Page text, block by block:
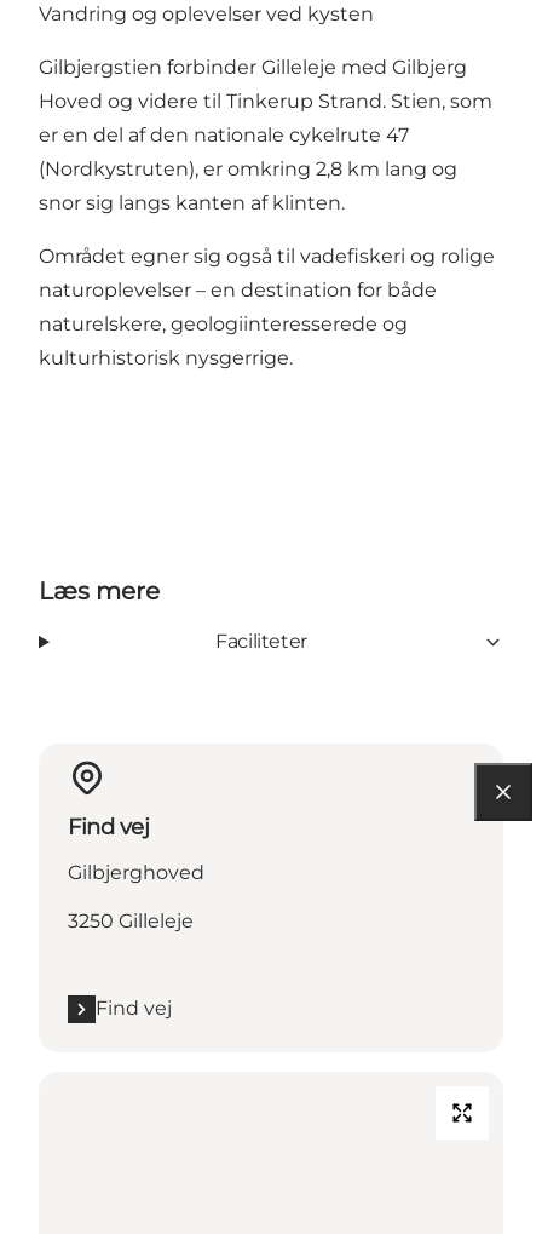
Vandring og oplevelser ved kysten
Gilbjergstien forbinder Gilleleje med Gilbjerg
Hoved og videre til Tinkerup Strand. Stien, som
er en del af den nationale cykelrute 47
(Nordkystruten), er omkring 2,8 km lang og
snor sig langs kanten af klinten.
Området egner sig også til vadefiskeri og rolige
naturoplevelser – en destination for både
naturelskere, geologiinteresserede og
kulturhistorisk nysgerrige.
Læs mere
Faciliteter
Find vej
Gilbjerghoved
3250 Gilleleje
Find vej